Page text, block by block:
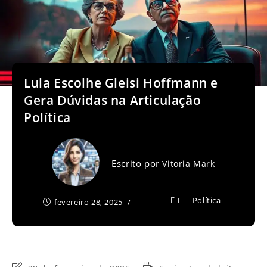
Lula Escolhe Gleisi Hoffmann e
Gera Dúvidas na Articulação
Política
Escrito porVitoria Mark
fevereiro 28, 2025 Política